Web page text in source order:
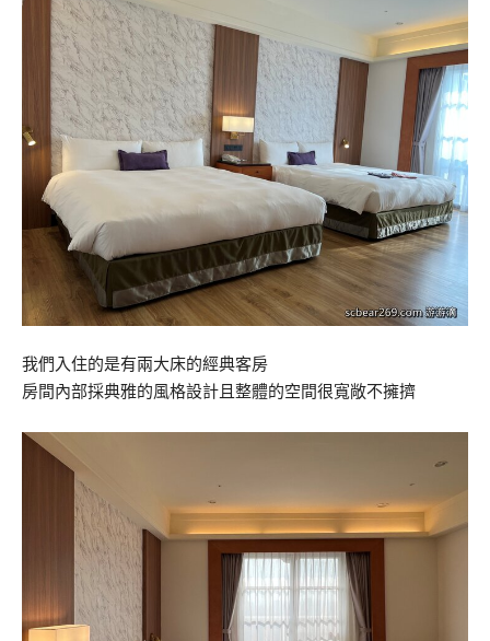
我們入住的是有兩大床的經典客房
房間內部採典雅的風格設計且整體的空間很寬敞不擁擠